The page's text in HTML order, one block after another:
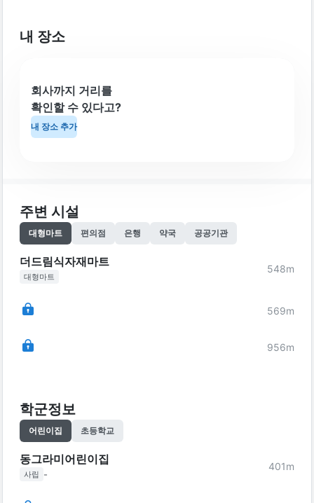
내 장소
회사까지 거리를
확인할 수 있다고?
내 장소 추가
주변 시설
대형마트 편의점 은행 약국 공공기관
더드림식자재마트
대형마트
548m
569m
956m
학군정보
어린이집 초등학교
동그라미어린이집
사립 -
401m